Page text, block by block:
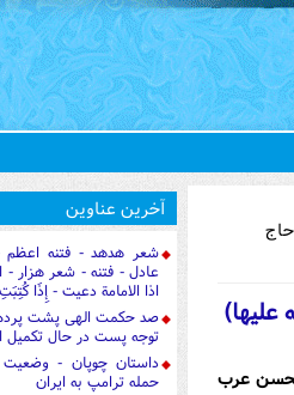
عرب
آخرین عناوین
شعر هدهد - فتنه
عادل - فتنه - شعر هزار -
اذا الامامة دعیت - إِذَا كُتِبَتِ
صد حکمت الهی پشت پرده
توجه پست در حال
داستان چوپان - وضعیت
حمله ترامپ به ایران